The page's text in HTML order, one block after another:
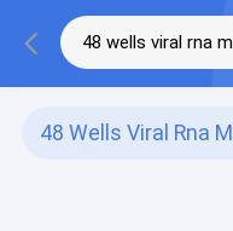
48 Wells Viral Rna